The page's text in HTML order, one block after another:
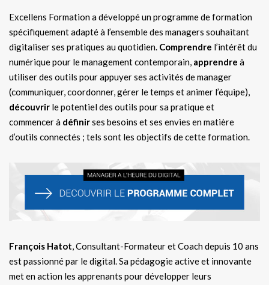
Excellens Formation a développé un programme de formation
spécifiquement adapté à l’ensemble des managers souhaitant
digitaliser ses pratiques au quotidien. Comprendre l’intérêt du
numérique pour le management contemporain, apprendre à
utiliser des outils pour appuyer ses activités de manager
(communiquer, coordonner, gérer le temps et animer l’équipe),
découvrir le potentiel des outils pour sa pratique et
commencer à définirses besoins et ses envies en matière
d’outils connectés ; tels sont les objectifs de cette formation.
François Hatot, Consultant-Formateur et Coach depuis 10 ans
est passionné par le digital. Sa pédagogie active et innovante
met en action les apprenants pour développer leurs